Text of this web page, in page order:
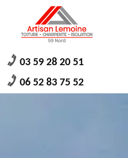
03 59 28 20 51
06 52 83 75 52